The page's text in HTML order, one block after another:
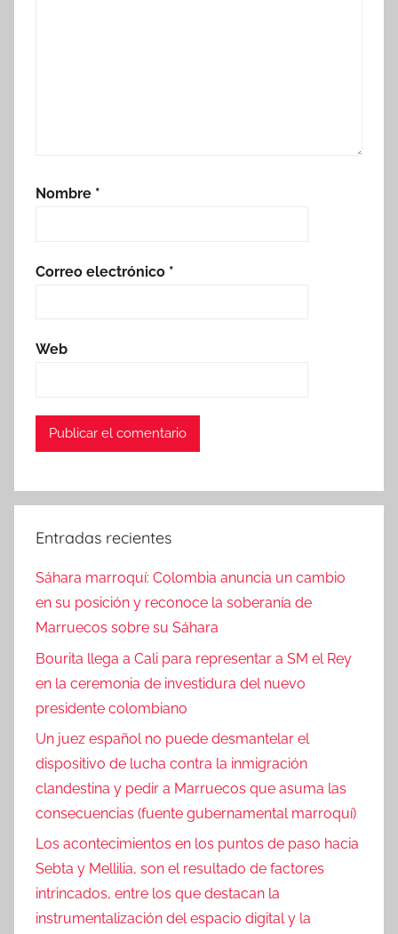
Nombre *
Correo electrónico *
Web
Entradas recientes
Sáhara marroquí: Colombia anuncia un cambio
en su posición y reconoce la soberanía de
Marruecos sobre su Sáhara
Bourita llega a Cali para representar a SM el Rey
en la ceremonia de investidura del nuevo
presidente colombiano
Un juez español no puede desmantelar el
dispositivo de lucha contra la inmigración
clandestina y pedir a Marruecos que asuma las
consecuencias (fuente gubernamental marroquí)
Los acontecimientos en los puntos de paso hacia
Sebta y Mellilia, son el resultado de factores
intrincados, entre los que destacan la
instrumentalización del espacio digital y la